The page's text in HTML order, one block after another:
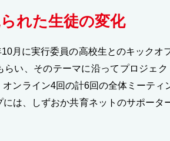
れた生徒の変化
月に実行委員の高校生とのキック
らい、そのテーマに沿ってプロジェ
オンライン4回の計6回の全体ミーテ
は、しずおか共育ネットのサポー